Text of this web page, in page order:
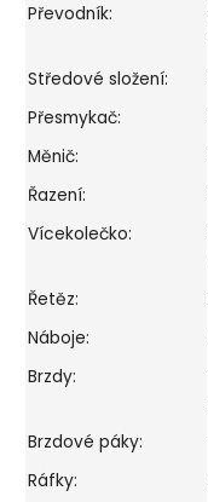
Převodník:
Středové složení:
Přesmykač:
Měnič:
Řazení:
Vícekolečko:
Řetěz:
Náboje:
Brzdy:
Brzdové páky:
Ráfky: